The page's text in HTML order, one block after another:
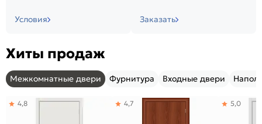
Условия Заказать
Хиты продаж
Межкомнатные двери Фурнитура Входные двери
4,8 4,7 5,0